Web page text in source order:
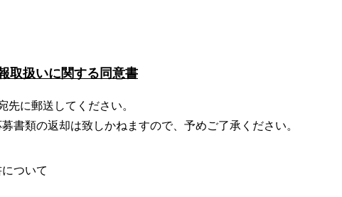
取扱いに関する同意書
先に郵送してください。
書類の返却は致しかねますので、予めご了承ください。
ついて